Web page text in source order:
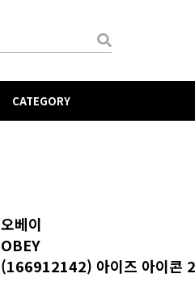
CATEGORY
오베이
OBEY